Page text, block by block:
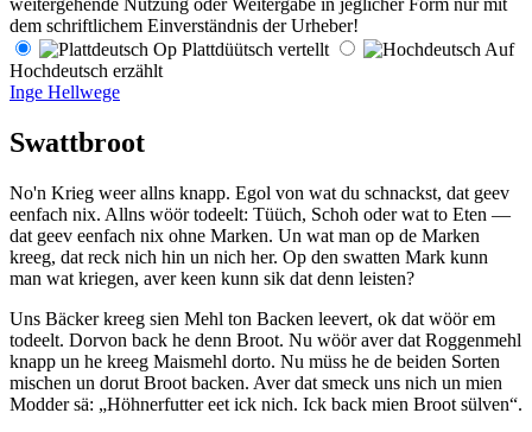
weitergehende Nutzung oder Weitergabe in jeglicher Form nur mit
dem schriftlichem Einverständnis der Urheber!
Op Plattdüütsch vertellt
Auf
Hochdeutsch erzählt
Inge Hellwege
Swattbroot
No'n Krieg weer allns knapp. Egol von wat du schnackst, dat geev
eenfach nix. Allns wöör todeelt: Tüüch, Schoh oder wat to Eten —
dat geev eenfach nix ohne Marken. Un wat man op de Marken
kreeg, dat reck nich hin un nich her. Op den swatten Mark kunn
man wat kriegen, aver keen kunn sik dat denn leisten?
Uns Bäcker kreeg sien Mehl ton Backen leevert, ok dat wöör em
todeelt. Dorvon back he denn Broot. Nu wöör aver dat Roggenmehl
knapp un he kreeg Maismehl dorto. Nu müss he de beiden Sorten
mischen un dorut Broot backen. Aver dat smeck uns nich un mien
Modder sä:
Höhnerfutter eet ick nich. Ick back mien Broot sülven .